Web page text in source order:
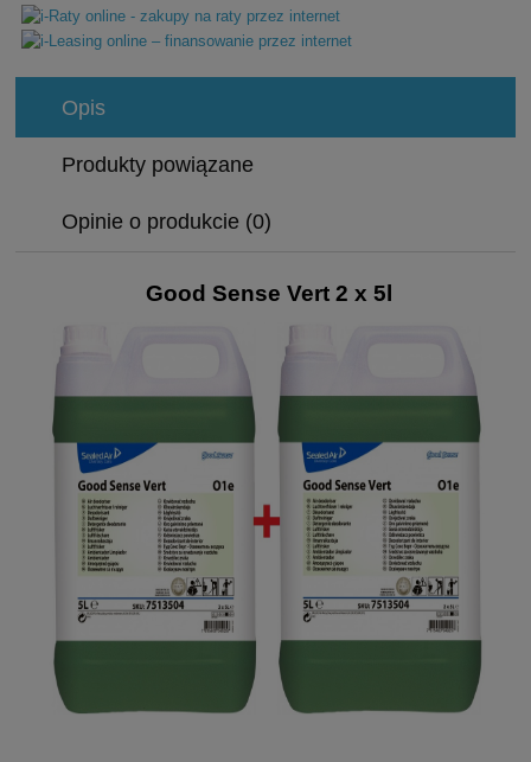
Opis
Produkty powiązane
Opinie o produkcie (0)
Good Sense Vert 2 x 5l